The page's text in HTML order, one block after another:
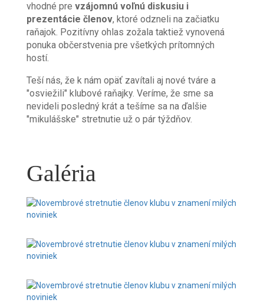
vhodné pre vzájomnú voľnú diskusiu i
prezentácie členov, ktoré odzneli na začiatku
raňajok. Pozitívny ohlas zožala taktiež vynovená
ponuka občerstvenia pre všetkých prítomných
hostí.
Teší nás, že k nám opäť zavítali aj nové tváre a
"osviežili" klubové raňajky. Veríme, že sme sa
nevideli posledný krát a tešíme sa na ďalšie
"mikulášske" stretnutie už o pár týždňov.
Galéria